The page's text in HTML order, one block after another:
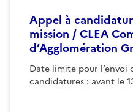
Appel à
mission / CLEA
d’Agglomération
Date limite pour l’envoi
candidatures : avant le